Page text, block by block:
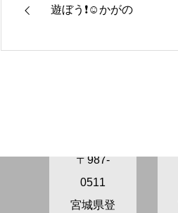
遊ぼう❗️☺️かがの
〒987-
0511
宮城県登